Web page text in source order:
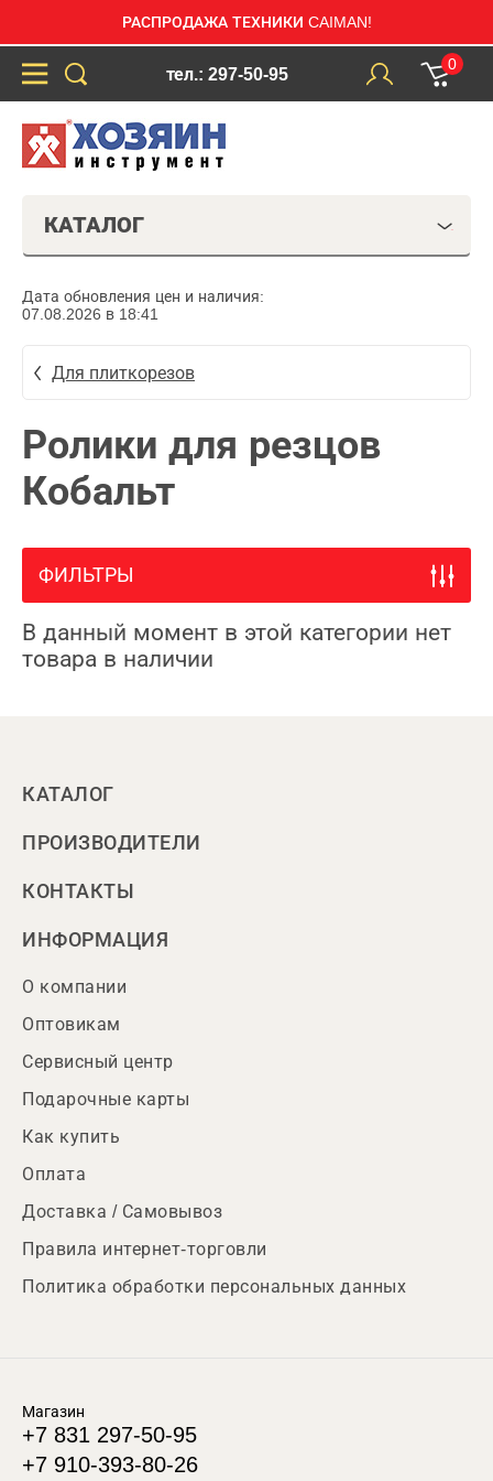
РАСПРОДАЖА ТЕХНИКИ CAIMAN!
тел.: 297-50-95
0
КАТАЛОГ
Дата обновления цен и наличия:
07.08.2026 в 18:41
Для плиткорезов
Ролики для резцов
Кобальт
ФИЛЬТРЫ
В данный момент в этой категории нет
товара в наличии
КАТАЛОГ
ПРОИЗВОДИТЕЛИ
КОНТАКТЫ
ИНФОРМАЦИЯ
О компании
Оптовикам
Сервисный центр
Подарочные карты
Как купить
Оплата
Доставка / Самовывоз
Правила интернет-торговли
Политика обработки персональных данных
Магазин
+7 831 297-50-95
+7 910-393-80-26